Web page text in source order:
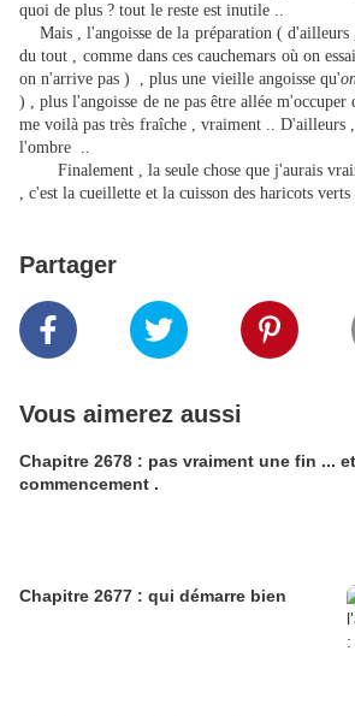
quoi de plus ? tout le reste est inutile ..
Mais , l'angoisse de la préparation ( d'ailleurs
du tout , comme dans ces cauchemars où on
on n'arrive pas ) , plus une vieille angoisse qu'
) , plus l'angoisse de ne pas être allée
me voilà pas très fraîche , vraiment .. D'ailleurs
l'ombre ..
Finalement , la seule chose que j'aurais
, c'est la cueillette et la cuisson des haricots
Partager
Vous aimerez aussi
Chapitre 2678 : pas vraiment une fin ...
commencement .
Chapitre 2677 : qui démarre bien